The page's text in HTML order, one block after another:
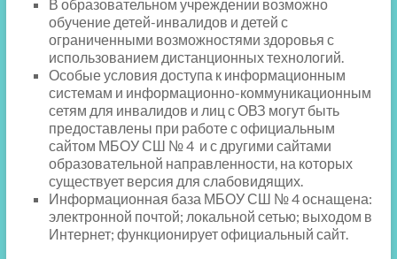
В образовательном учреждении возможно
обучение детей-инвалидов и детей с
ограниченными возможностями здоровья с
использованием дистанционных технологий.
Особые условия доступа к информационным
системам и информационно-коммуникационным
сетям для инвалидов и лиц с ОВЗ могут быть
предоставлены при работе с официальным
сайтом МБОУ СШ № 4 и с другими сайтами
образовательной направленности, на которых
существует версия для слабовидящих.
Информационная база МБОУ СШ № 4 оснащена:
электронной почтой; локальной сетью; выходом в
Интернет; функционирует официальный сайт.